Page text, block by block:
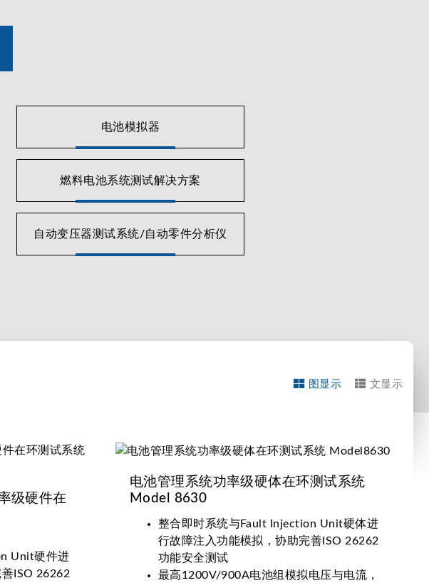
动汽车电力系统的大部份功率元件。与单个EV模型或专用测试设备相比，
波器、数字万用表以及数字和模拟I/O卡，以满足多功率电子系统的要求。
的功能，允许用户无限自由地测试产品。该系统还提供自动数据记录和统计
，系统可更灵活的运用升级。
和直流电介质耐受、隔离电阻、漏电流和接地以及绕组元件分析。安全测试
数位讯号处理架构控制的创新特殊设计，内嵌高效IGBT模块以达高功率密
电池模拟器
燃料电池系统测试解决方案
自动变压器测试系统/自动零件分析仪
图显示 文显示
级硬件在
Unit硬件进
ISO 26262
电池管理系统功率级硬体在环测试系统
Model 8630
整合即时系统与Fault Injection Unit硬体进
行故障注入功能模拟，协助完善ISO 26262
功能安全测试
最高1200V/900A电池组模拟电压与电流，